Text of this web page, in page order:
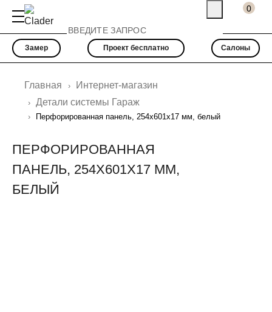
0
Замер Проект бесплатно Салоны
Главная
Интернет-магазин
Детали системы Гараж
Перфорированная панель, 254х601х17 мм, белый
ПЕРФОРИРОВАННАЯ
ПАНЕЛЬ, 254Х601Х17 ММ,
БЕЛЫЙ